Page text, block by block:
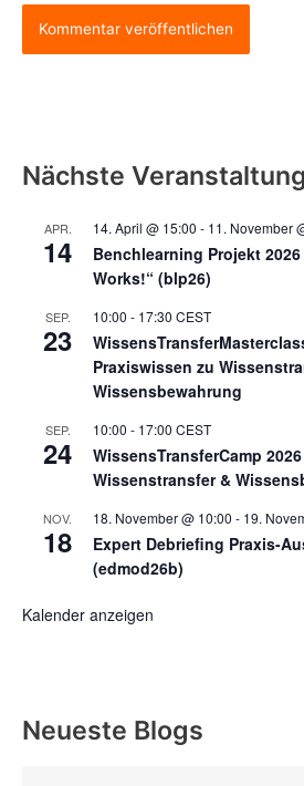
Nächste
APR.
14
14. April @ 15:00 - 11. November
Benchlearning Projekt
Works!“ (blp26)
SEP.
23
10:00 - 17:30 CEST
Praxiswissen zu
Wissensbewahrung
SEP.
24
10:00 - 17:00 CEST
WissensTransferCamp
Wissenstransfer &
NOV.
18
18. November @ 10:00 - 19.
Expert Debriefing Praxis-
(edmod26b)
Kalender anzeigen
Neueste Blogs